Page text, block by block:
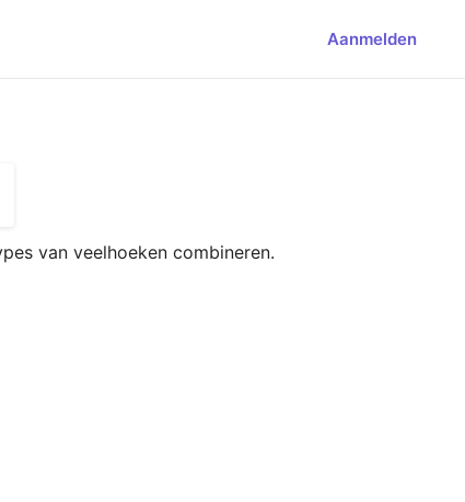
Aanmelden
van veelhoeken combineren.